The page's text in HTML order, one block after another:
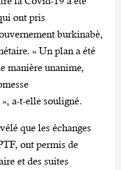
ont pris
burkinabè,
« Un plan a été
manière unanime,
a-t-elle souligné.
que les échanges
ont permis de
et des suites